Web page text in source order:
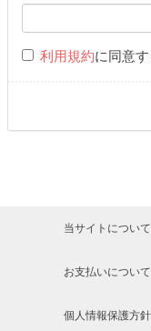
利用規約に同意す
当サイトについて
お支払いについて
個人情報保護方針